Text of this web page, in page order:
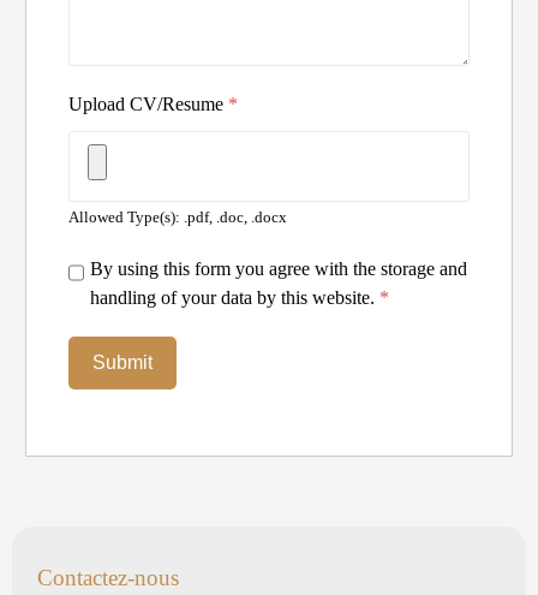
Upload CV/Resume *
Allowed Type(s): .pdf, .doc, .docx
By using this form you agree with the storage and
handling of your data by this website. *
Contactez-nous